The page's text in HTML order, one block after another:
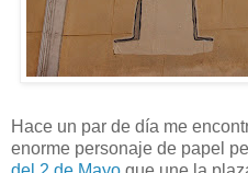
Hace un par de día me
enorme personaje de papel